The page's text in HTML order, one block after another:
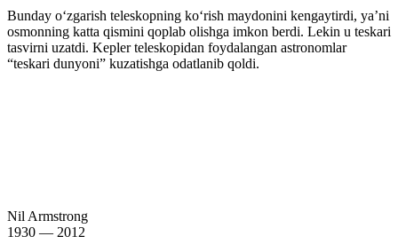
Bunday oʻzgarish teleskopning koʻrish maydonini kengaytirdi, yaʼni
osmonning katta qismini qoplab olishga imkon berdi. Lekin u teskari
tasvirni uzatdi. Kepler teleskopidan foydalangan astronomlar
“teskari dunyoni” kuzatishga odatlanib qoldi.
Nil Armstrong
1930 — 2012